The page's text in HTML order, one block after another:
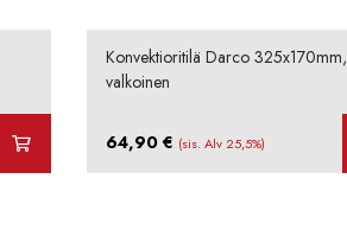
Konvektioritilä Darco 325x170mm,
valkoinen
64,90 € (sis. Alv 25,5%)